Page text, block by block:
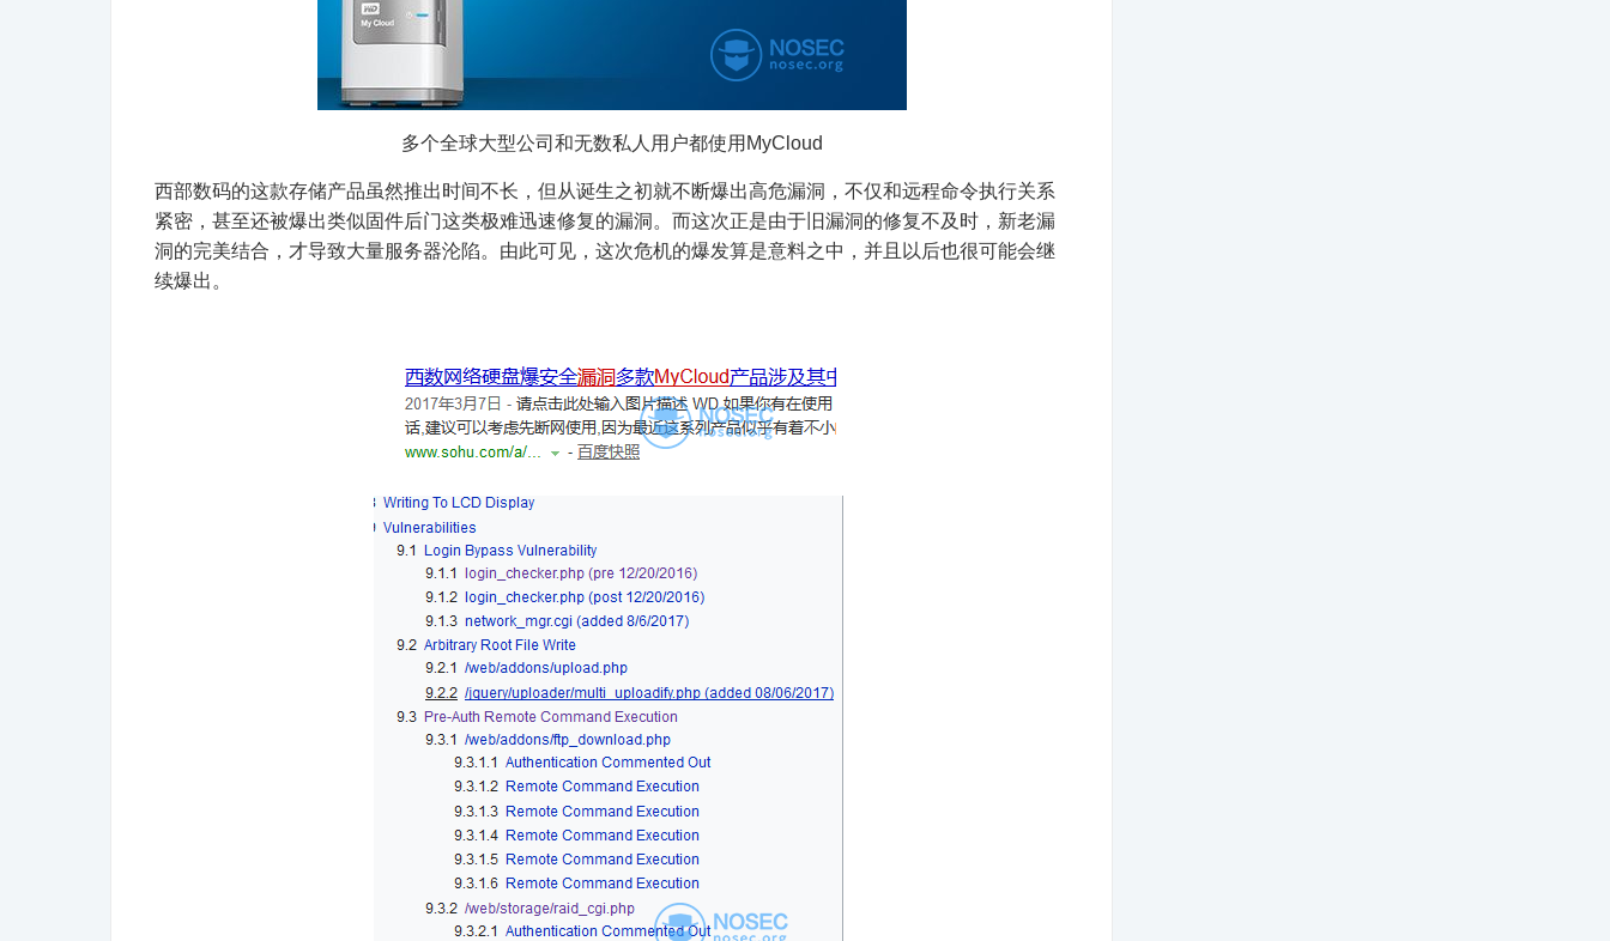
多个全球大型公司和无数私人用户都使用MyCloud
西部数码的这款存储产品虽然推出时间不长，但从诞生之初就不断爆出高危漏洞，不仅和远程命令执行关系
紧密，甚至还被爆出类似固件后门这类极难迅速修复的漏洞。而这次正是由于旧漏洞的修复不及时，新老漏
洞的完美结合，才导致大量服务器沦陷。由此可见，这次危机的爆发算是意料之中，并且以后也很可能会继
续爆出。